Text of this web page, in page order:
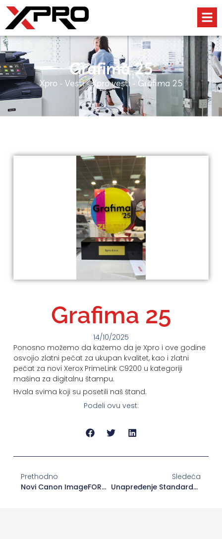
Grafima 25
Xpro - Vesti-Xpro vesti - Grafima 25
Grafima 25
14/10/2025
Ponosno možemo da kažemo da je Xpro i ove godine
osvojio zlatni pečat za ukupan kvalitet, kao i zlatni
pečat za novi Xerox PrimeLink C9200 u kategoriji
mašina za digitalnu štampu.
Hvala svima koji su posetili naš štand.
Podeli ovu vest:
Prethodno
Novi Canon ImageFORCE Idealno Rešenje Za Kreativnost
Sledeća
Unapređenje Standarda Štampe U Poslovnom Okruženju